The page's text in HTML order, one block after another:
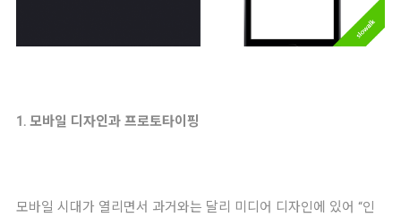
1. 모바일 디자인과 프로토타이핑
모바일 시대가 열리면서 과거와는 달리 미디어 디자인에 있어 “인